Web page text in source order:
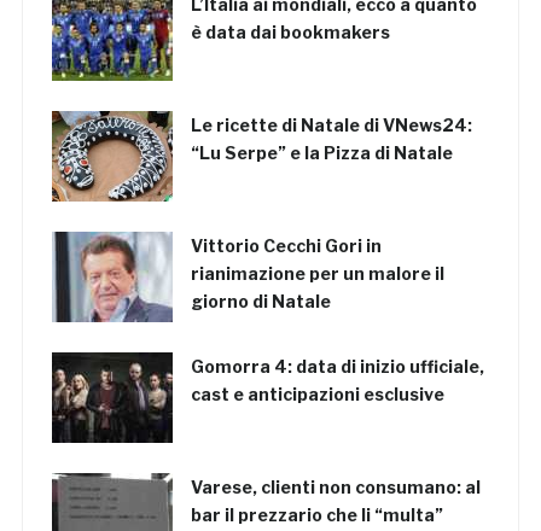
L’Italia ai mondiali, ecco a quanto
è data dai bookmakers
Le ricette di Natale di VNews24:
“Lu Serpe” e la Pizza di Natale
Vittorio Cecchi Gori in
rianimazione per un malore il
giorno di Natale
Gomorra 4: data di inizio ufficiale,
cast e anticipazioni esclusive
Varese, clienti non consumano: al
bar il prezzario che li “multa”